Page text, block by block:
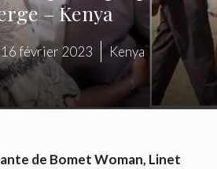
– Kenya
16 février 2023 Kenya
de Bomet Woman, Linet